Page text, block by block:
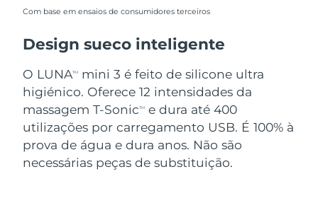
Com base em ensaios de consumidores terceiros
Design sueco inteligente
O LUNATM
mini 3 é feito de silicone ultra
higiénico. Oferece 12 intensidades da
massagem T-SonicTM
e dura até 400
utilizações por carregamento USB. É 100% à
prova de água e dura anos. Não são
necessárias peças de substituição.